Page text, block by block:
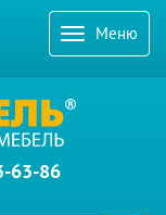
Меню
63-86